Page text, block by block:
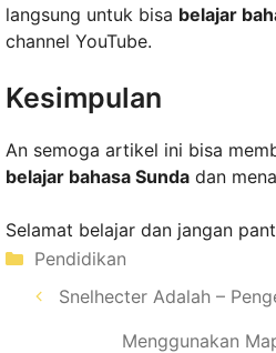
langsung untuk bisa belajar
channel YouTube.
Kesimpulan
An semoga artikel ini bisa
belajar bahasa Sunda dan
Selamat belajar dan jangan
Kategori
Pendidikan
Snelhecter Adalah –
Menggunakan